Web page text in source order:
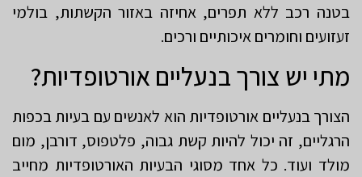
בטנה רכב ללא תפרים, אחיזה באזור הקשתות, בולמי
זעזועים וחומרים איכותיים ורכים.
מתי יש צורך בנעליים אורטופדיות?
הצורך בנעליים אורטופדיות הוא לאנשים עם בעיות בכפות
הרגליים, זה יכול להיות קשת גבוה, פלטפוס, דורבן, מום
מולד ועוד. כל אחד מסוגי הבעיות האורטופדיות מחייב